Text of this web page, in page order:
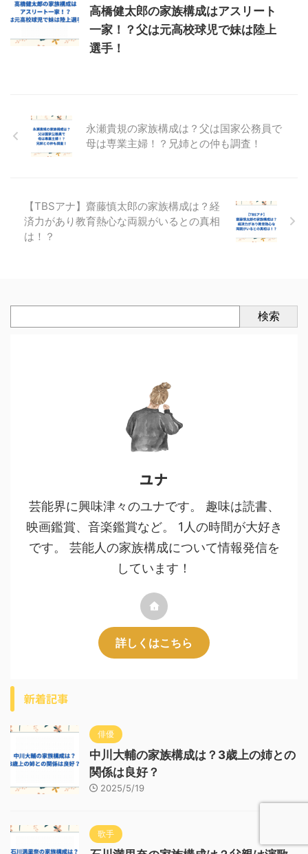
高橋健太郎の家族構成はアスリート
一家！？父は元高校球児で妹は陸上
選手！
永瀬貴規の家族構成は？父は国家公務員で
母は専業主婦！？兄姉との仲も調査！
【TBSアナ】齋藤慎太郎の家族構成は？経
済力があり教育熱心な両親がいるとの真相
は！？
検索
ユナ
芸能界に興味津々のユナです。 趣味は読書、
映画鑑賞、音楽鑑賞など。 1人の時間が大好き
です。 芸能人の家族構成について情報発信を
しています！
詳しくはこちら
新着記事
俳優
中川大輔の家族構成は？3歳上の姉との
関係は良好？
2025/5/19
歌手